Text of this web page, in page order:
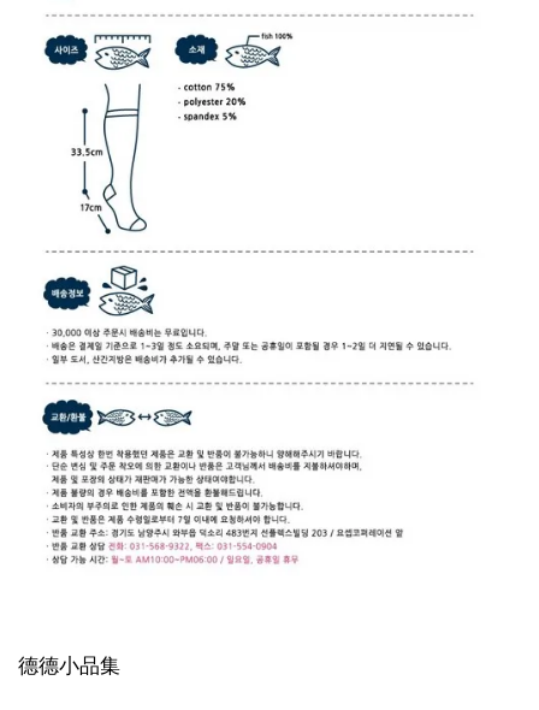
德德小品集